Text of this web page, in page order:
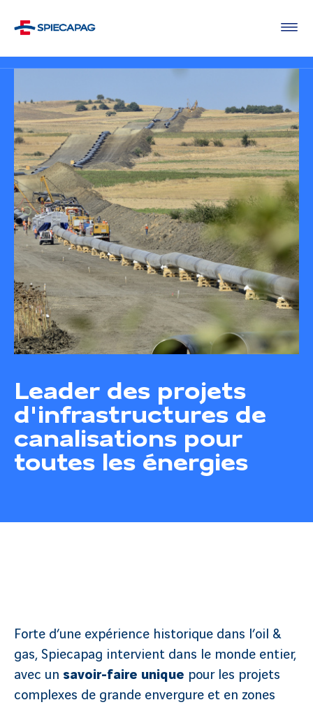
Leader des projets
d'infrastructures de
canalisations pour
toutes les énergies
Forte d’une expérience historique dans l’oil &
gas, Spiecapag intervient dans le monde entier,
avec un savoir-faire unique pour les projets
complexes de grande envergure et en zones